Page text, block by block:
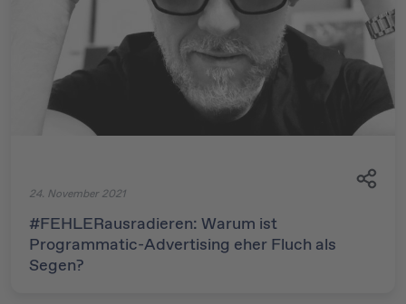
24. November 2021
#FEHLERausradieren: Warum ist
Programmatic-Advertising eher Fluch als
Segen?